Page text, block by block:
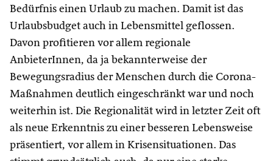
Bedürfnis einen Urlaub zu machen. Damit ist das
Urlaubsbudget auch in Lebensmittel geflossen.
Davon profitieren vor allem regionale
AnbieterInnen, da ja bekannterweise der
Bewegungsradius der Menschen durch die Corona-
Maßnahmen deutlich eingeschränkt war und noch
weiterhin ist. Die Regionalität wird in letzter Zeit oft
als neue Erkenntnis zu einer besseren Lebensweise
präsentiert, vor allem in Krisensituationen. Das